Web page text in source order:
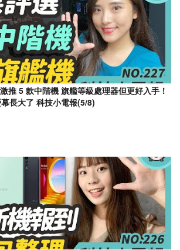
推 5 款中階機 旗艦等級處理器但更好入手！
長大了 科技小電報(5/8)